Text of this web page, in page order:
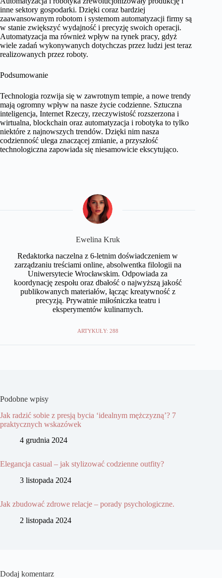
inne sektory gospodarki. Dzięki coraz bardziej
zaawansowanym robotom i systemom automatyzacji firmy są
w stanie zwiększyć wydajność i precyzję swoich operacji.
Automatyzacja ma również wpływ na rynek pracy, gdyż
wiele zadań wykonywanych dotychczas przez ludzi jest teraz
realizowanych przez roboty.
Podsumowanie
Technologia rozwija się w zawrotnym tempie, a nowe trendy
mają ogromny wpływ na nasze życie codzienne. Sztuczna
inteligencja, Internet Rzeczy, rzeczywistość rozszerzona i
wirtualna, blockchain oraz automatyzacja i robotyka to tylko
niektóre z najnowszych trendów. Dzięki nim nasza
codzienność ulega znaczącej zmianie, a przyszłość
technologiczna zapowiada się niesamowicie ekscytująco.
Ewelina Kruk
Redaktorka naczelna z 6-letnim doświadczeniem w
zarządzaniu treściami online, absolwentka filologii na
Uniwersytecie Wrocławskim. Odpowiada za
koordynację zespołu oraz dbałość o najwyższą jakość
publikowanych materiałów, łącząc kreatywność z
precyzją. Prywatnie miłośniczka teatru i
eksperymentów kulinarnych.
ARTYKUŁY: 288
Podobne wpisy
Jak radzić sobie z presją bycia ‘idealnym mężczyzną’? 7
praktycznych wskazówek
4 grudnia 2024
Elegancja casual – jak stylizować codzienne outfity?
3 listopada 2024
Jak zbudować zdrowe relacje – porady psychologiczne.
2 listopada 2024
Dodaj komentarz